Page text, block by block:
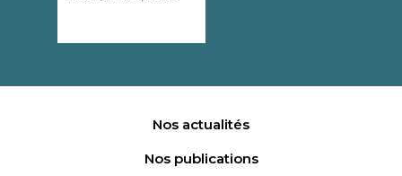
Nos actualités
Nos publications